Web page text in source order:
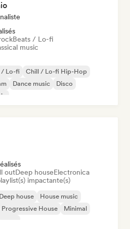
Beats / Lo-fi
music
/ Lo-fi
Chill / Lo-fi Hip-Hop
Dance music
Disco
outDeep houseElectronica
impactante(s)
Deep house
House music
House
Minimal